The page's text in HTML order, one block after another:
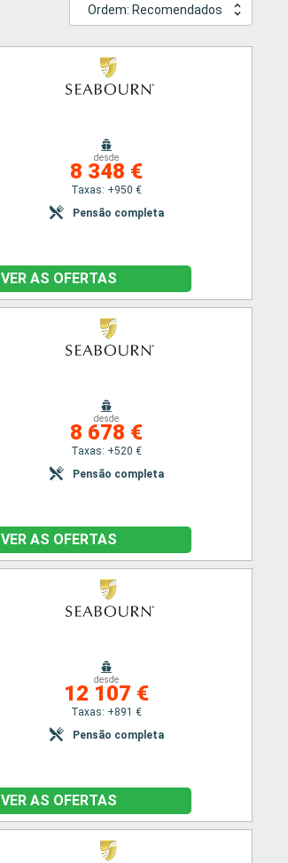
Ordem: Recomendados
desde
8 348 €
Taxas: +950 €
Pensão completa
VER AS OFERTAS
desde
8 678 €
Taxas: +520 €
Pensão completa
VER AS OFERTAS
desde
12 107 €
Taxas: +891 €
Pensão completa
VER AS OFERTAS